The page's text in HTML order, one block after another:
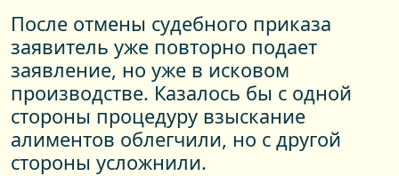
После отмены судебного приказа
заявитель уже повторно подает
заявление, но уже в исковом
производстве. Казалось бы с одной
стороны процедуру взыскание
алиментов облегчили, но с другой
стороны усложнили.